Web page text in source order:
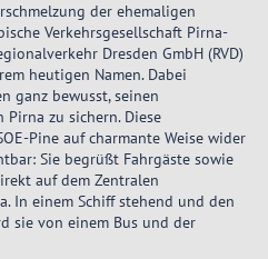
der ehemaligen
Verkehrsgesellschaft Pirna-
Dresden GmbH (RVD)
heutigen Namen. Dabei
ganz bewusst, seinen
zu sichern. Diese
Pine auf charmante Weise wider
Sie begrüßt Fahrgäste sowie
auf dem Zentralen
In einem Schiff stehend und den
sie von einem Bus und der